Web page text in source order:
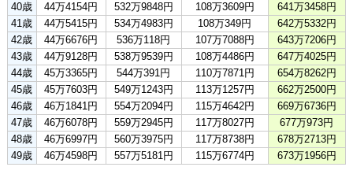
40歳
44万4154円 532万9848円 108万3609円
641万3458円
41歳
44万5415円 534万4983円 108万349円
642万5332円
42歳
44万6676円 536万118円 107万7088円
643万7206円
43歳
44万9128円 538万9539円 108万4486円
647万4025円
44歳
45万3365円 544万391円 110万7871円
654万8262円
45歳
45万7603円 549万1243円 113万1257円
662万2500円
46歳
46万1841円 554万2094円 115万4642円
669万6736円
47歳
46万6078円 559万2945円 117万8027円
677万973円
48歳
46万6997円 560万3975円 117万8738円
678万2713円
49歳
46万4598円 557万5181円 115万6774円 673万1956円